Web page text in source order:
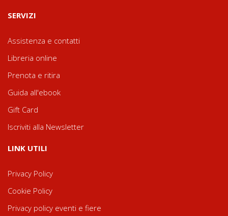
SERVIZI
Assistenza e contatti
Libreria online
Prenota e ritira
Guida all'ebook
Gift Card
Iscriviti alla Newsletter
LINK UTILI
Privacy Policy
Cookie Policy
Privacy policy eventi e fiere